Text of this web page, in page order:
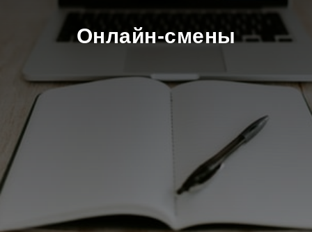
Онлайн-смены